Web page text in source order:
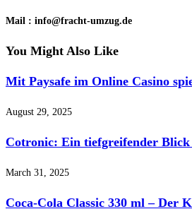
Mail : info@fracht-umzug.de
You Might Also Like
Mit Paysafe im Online Casino
August 29, 2025
Cotronic: Ein tiefgreifender
March 31, 2025
Coca-Cola Classic 330 ml – Der